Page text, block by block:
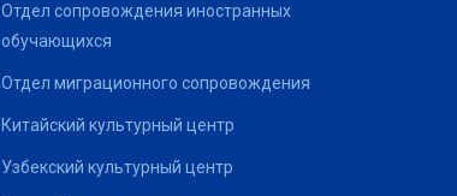
Отдел сопровождения иностранных
обучающихся
Отдел миграционного сопровождения
Китайский культурный центр
Узбекский культурный центр